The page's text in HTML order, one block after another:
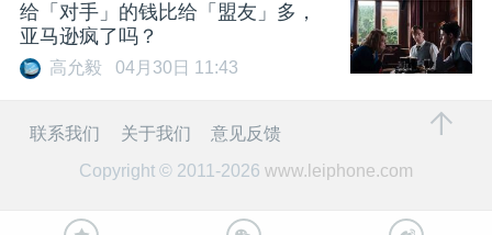
给「对手」的钱比给「盟友」多，
亚马逊疯了吗？
高允毅 04月30日 11:43
联系我们 关于我们
意见反馈
Copyright © 2011-2026 www.leiphone.com